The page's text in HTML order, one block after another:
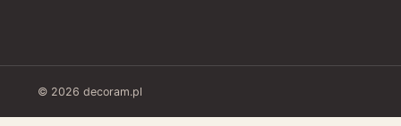
© 2026 decoram.pl